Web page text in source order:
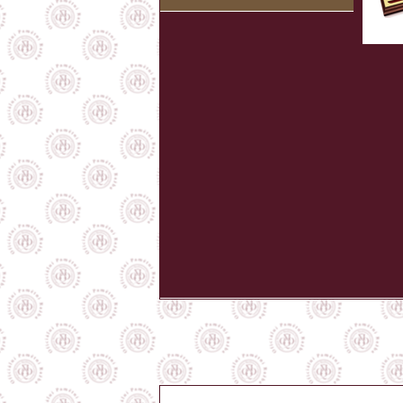
prachárne a po tom, čo bolo zrejmé, že
júna hrad vzdala za osobnú bezpečnosť
umiestnilo Trenčianske múzeum súbor
k najkomplexnejším šľachtickým
rondelového typu, Jeremiášova bašta a
Z architektonického hľadiska ide o
Trenčiansky hrad však nezažil iba vojnu
hlavy takmer z celej Európy. Výhodná
predurčovala za miesto
Trenčianskom hrade stretli pri
Karol Róbert so synom Ľudovítom a
svojím synom Karolom. Český panovník
Piastovské vojvodstvo v Sliezsku. V roku